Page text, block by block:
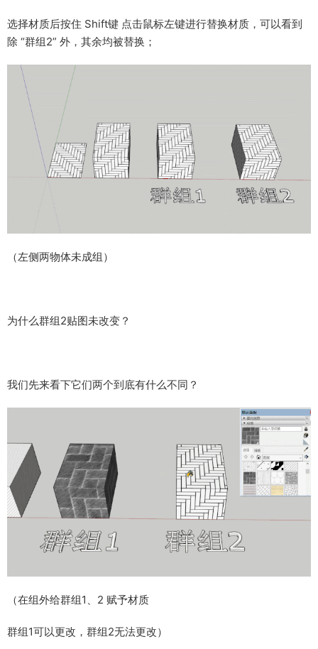
选择材质后按住 Shift键 点击鼠标左键进行替换材质，可以看到
除 “群组2” 外，其余均被替换；
（左侧两物体未成组）
为什么群组2贴图未改变？
我们先来看下它们两个到底有什么不同？
（在组外给群组1、2 赋予材质
群组1可以更改，群组2无法更改）